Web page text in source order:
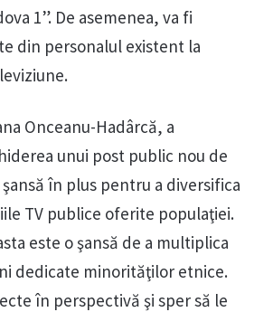
1”. De asemenea, va fi
din personalul existent la
Onceanu-Hadârcă, a
unui post public nou de
în plus pentru a diversifica
TV publice oferite populaţiei.
este o şansă de a multiplica
dedicate minorităţilor etnice.
în perspectivă şi sper să le